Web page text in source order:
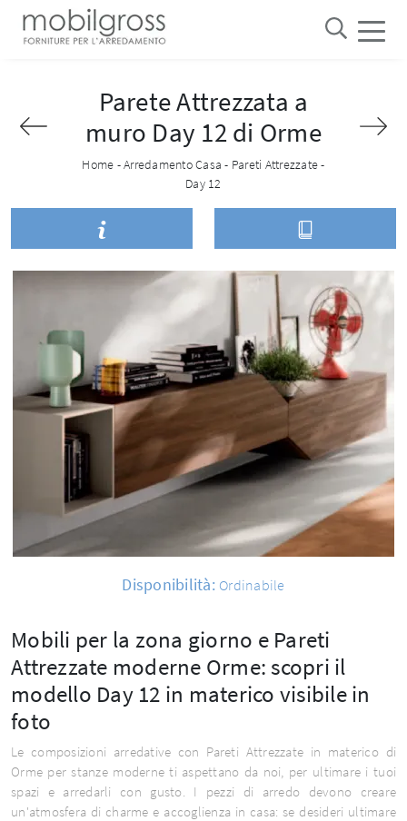
Parete Attrezzata a
muro Day 12 di Orme
Home -Arredamento Casa - Pareti Attrezzate-
Day 12
Disponibilità: Ordinabile
Mobili per la zona giorno e Pareti
Attrezzate moderne Orme: scopri il
modello Day 12 in materico visibile in
foto
Le composizioni arredative con Pareti Attrezzate in materico di
Orme per stanze moderne ti aspettano da noi, per ultimare i tuoi
spazi e arredarli con gusto. I pezzi di arredo devono creare
un'atmosfera di charme e accoglienza in casa: se desideri ultimare